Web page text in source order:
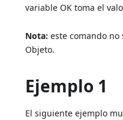
variable OK toma el
Nota: este comando
Objeto.
Ejemplo 1
El siguiente ejemplo